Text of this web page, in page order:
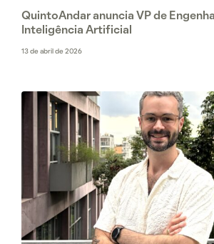
QuintoAndar anuncia VP de
Inteligência Artificial
13 de abril de 2026